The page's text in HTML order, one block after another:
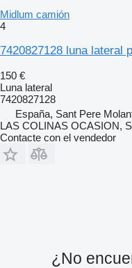
Midlum camión
4
7420827128 luna lateral
150 €
Luna lateral
7420827128
España, Sant Pere
LAS COLINAS OCASION,
Contacte con el vendedor
¿No